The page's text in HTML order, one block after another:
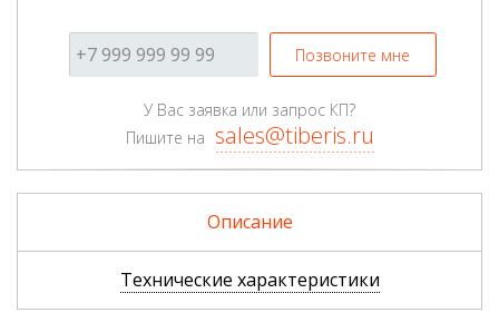
Позвоните мне
У Вас заявка или запрос КП?
Пишите на sales@tiberis.ru
Описание
Технические характеристики